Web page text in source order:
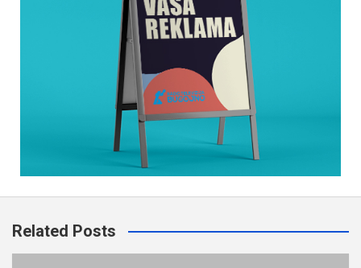
Related Posts